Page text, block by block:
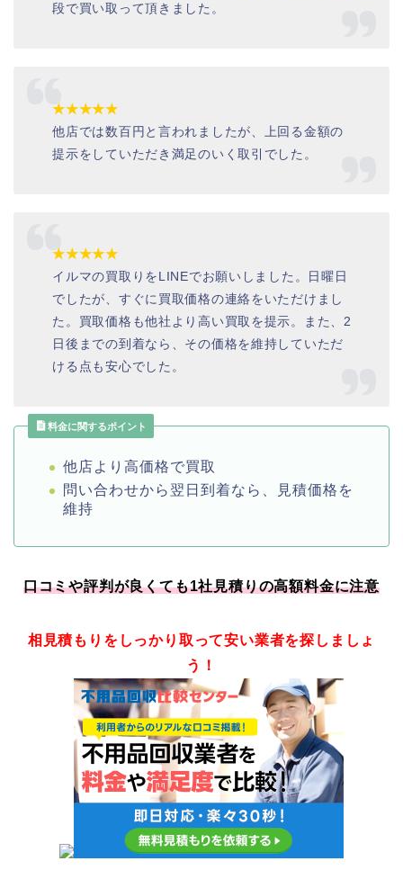
段で買い取って頂きました。
★★★★★
他店では数百円と言われましたが、上回る金額の
提示をしていただき満足のいく取引でした。
★★★★★
イルマの買取りをLINEでお願いしました。日曜日
でしたが、すぐに買取価格の連絡をいただけまし
た。買取価格も他社より高い買取を提示。また、2
日後までの到着なら、その価格を維持していただ
ける点も安心でした。
料金に関するポイント
他店より高価格で買取
問い合わせから翌日到着なら、見積価格を
維持
口コミや評判が良くても1社見積りの高額料金に注意
相見積もりをしっかり取って安い業者を探しましょ
う！